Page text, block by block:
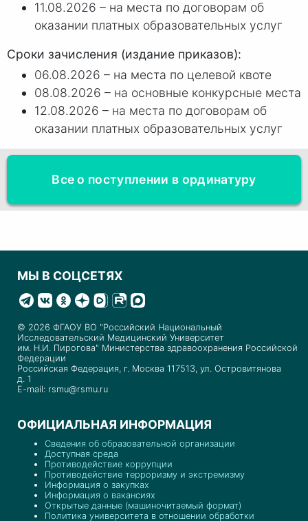
11.08.2026 – на места по договорам об
оказании платных образовательных услуг
Сроки зачисления (издание приказов):
06.08.2026 – на места по целевой квоте
08.08.2026 – на основные конкурсные места
12.08.2026 – на места по договорам об
оказании платных образовательных услуг
Все о поступлении в ординатуру
МЫ В СОЦСЕТЯХ
© 2026 ФГАОУ ВО "Российский Национальный
Исследовательский Медицинский Университет
им. Н.И. Пирогова" Министерства здравоохранения Российской
Федерации
Российская Федерация, г. Москва 117513, ул. Островитянова
д. 1
E-mail: rsmu@rsmu.ru
ОФИЦИАЛЬНАЯ ИНФОРМАЦИЯ
Сведения об образовательной организации
Доступная среда
Противодействие коррупции
Противодействие терроризму и экстремизму
Информация о закупках
Информация о вакансиях
Открытые данные (машиночитаемый формат)
Политика университета в отношении обработки